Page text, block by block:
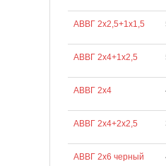
АВВГ 2х2,5+1х1,5
АВВГ 2х4+1х2,5
АВВГ 2х4
АВВГ 2х4+2х2,5
АВВГ 2х6 черный